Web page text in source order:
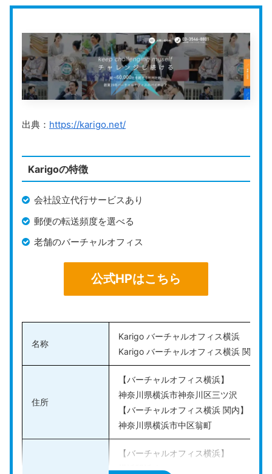
・ビジネスプラン:初期費用10,780円、
・エグゼクティブプラン:初期費用
法人登記の可否 可能
その他のサービス 会議室あり、常駐スタッフ有、郵便転
公式HP https://www.1sbc.com/
ワンストップビジネスセンターは、全国に40店舗以上
展開しているバーチャルオフィスです。
ワンストップビジネスセンターのプランは、起業に必要
なサービスがパッケージになっているため、これからビ
でも、法人登記が可能で、郵便転送も含まれているの
で、効率的にビジネスの準備を整えられるでしょう。
また、郵便物は、週に1回無料で転送してもらえるた
取れます。
全国にある会議室をいつでも予約できるので、取引先や
出張先に合わせて柔軟に利用可能です。どの会議室も、
最寄駅から徒歩圏内にありアクセス良好。設備や備品を
取り揃えているので、会議や打ち合わせを快適に進めら
公式HPはこちら
出典： https://karigo.net/
Karigoの特徴
会社設立代行サービスあり
郵便の転送頻度を選べる
老舗のバーチャルオフィス
公式HPはこちら
名称
Karigo バーチャルオフィス横浜
Karigo バーチャルオフィス横浜 関内
住所
【バーチャルオフィス横浜】
神奈川県横浜市神奈川区三ツ沢
【バーチャルオフィス横浜 関内】
神奈川県横浜市中区翁町
【バーチャルオフィス横浜】
横浜駅近く